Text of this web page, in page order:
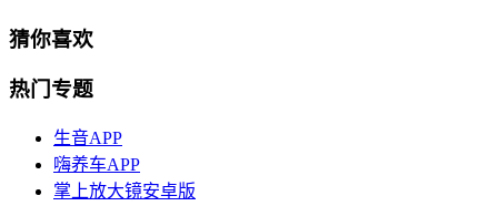
猜你喜欢
热门专题
生音APP
嗨养车APP
掌上放大镜安卓版